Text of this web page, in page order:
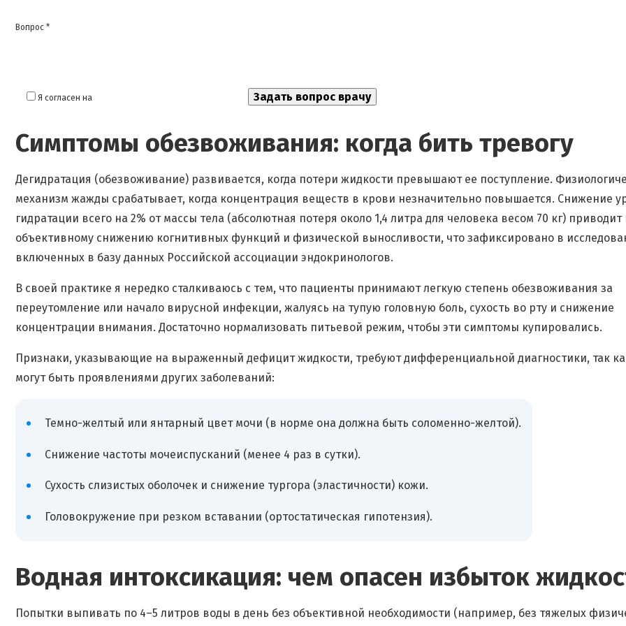
Вопрос *
Я согласен на
Симптомы обезвоживания: когда бить тревогу
Дегидратация (обезвоживание) развивается, когда потери жидкости превышают ее поступление.
механизм жажды срабатывает, когда концентрация веществ в крови незначительно повышается. Снижение
гидратации всего на 2% от массы тела (абсолютная потеря около 1,4 литра для человека весом 70 кг) приводит
объективному снижению когнитивных функций и физической выносливости, что зафиксировано в
включенных в базу данных Российской ассоциации эндокринологов.
В своей практике я нередко сталкиваюсь с тем, что пациенты принимают легкую степень обезвоживания за
переутомление или начало вирусной инфекции, жалуясь на тупую головную боль, сухость во рту и снижение
концентрации внимания. Достаточно нормализовать питьевой режим, чтобы эти симптомы купировались.
Признаки, указывающие на выраженный дефицит жидкости, требуют дифференциальной диагностики, так
могут быть проявлениями других заболеваний:
Темно-желтый или янтарный цвет мочи (в норме она должна быть соломенно-желтой).
Снижение частоты мочеиспусканий (менее 4 раз в сутки).
Сухость слизистых оболочек и снижение тургора (эластичности) кожи.
Головокружение при резком вставании (ортостатическая гипотензия).
Водная интоксикация: чем опасен избыток
Попытки выпивать по 4–5 литров воды в день без объективной необходимости (например, без тяжелых